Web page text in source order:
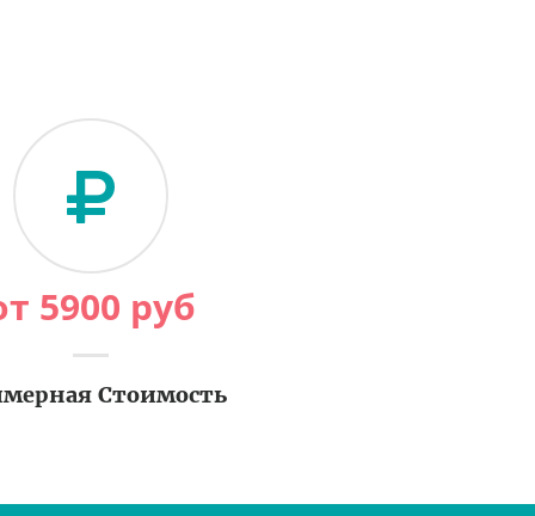
5900 руб
Стоимость